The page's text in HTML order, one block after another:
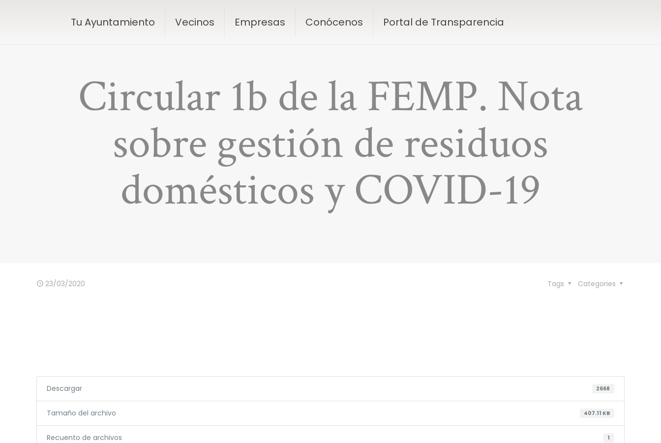
Tu Ayuntamiento Vecinos Empresas Conócenos Portal de Transparencia
Circular 1b de la FEMP. Nota
sobre gestión de residuos
domésticos y COVID-19
23/03/2020 Categories
Tags
Descargar 2668
Tamaño del archivo 407.11 KB
Recuento de archivos 1